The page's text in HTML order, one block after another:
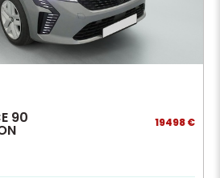
90 19498 €